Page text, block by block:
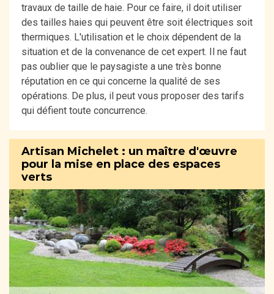
travaux de taille de haie. Pour ce faire, il doit utiliser
des tailles haies qui peuvent être soit électriques soit
thermiques. L'utilisation et le choix dépendent de la
situation et de la convenance de cet expert. Il ne faut
pas oublier que le paysagiste a une très bonne
réputation en ce qui concerne la qualité de ses
opérations. De plus, il peut vous proposer des tarifs
qui défient toute concurrence.
Artisan Michelet : un maître d'œuvre
pour la mise en place des espaces
verts